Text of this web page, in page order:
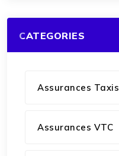
CATEGORIES
Assurances Taxis
Assurances VTC